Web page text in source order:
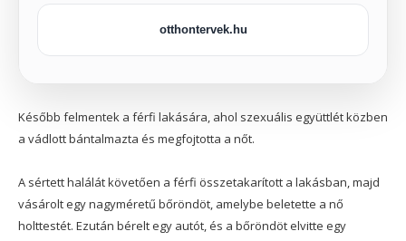
otthontervek.hu
Később felmentek a férfi lakására, ahol szexuális együttlét közben
a vádlott bántalmazta és megfojtotta a nőt.
A sértett halálát követően a férfi összetakarított a lakásban, majd
vásárolt egy nagyméretű bőröndöt, amelybe beletette a nő
holttestét. Ezután bérelt egy autót, és a bőröndöt elvitte egy